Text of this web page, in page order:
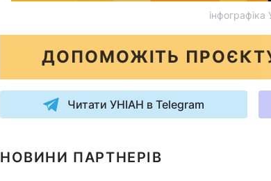
інфографіка
ДОПОМОЖІТЬ
Читати УНІАН в Telegram
НОВИНИ ПАРТНЕРІВ